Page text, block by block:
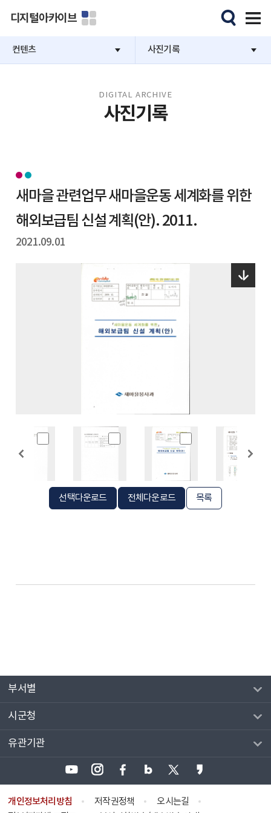
디지털아카이브
컨텐츠 사진기록
DIGITAL ARCHIVE
사진기록
새마을 관련업무 새마을운동 세계화를 위한
해외보급팀 신설 계획(안). 2011.
2021.09.01
선택다운로드 전체다운로드 목록
부서별
시군청
유관기관
개인정보처리방침 저작권정책
오시는길